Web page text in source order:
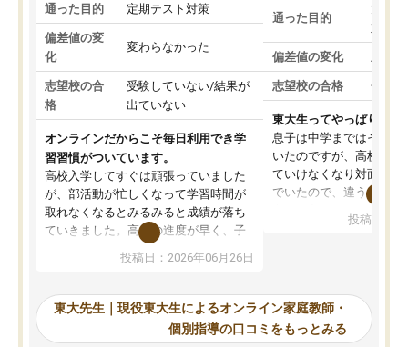
通った目的 定期テスト対策
偏差値の変
化
変わらなかった
志望校の合
格
受験していない/結果が
出ていない
オンラインだからこそ毎日利用でき学
習習慣がついています。
高校入学してすぐは頑張っていました
が、部活動が忙しくなって学習時間が
取れなくなるとみるみると成績が落ち
ていきました。高校の進度が早く、子
供も家に帰って勉強の話すると嫌な反
応を示します。東大先生にお願いして
れるので、親としても安心です。毎日
使える自習室とかもあり、わからない
ところがあれば先生が回答してくれる
投稿日：2026年06月26日
通った目的
大学
対策
偏差値の変化
志望校の合格 合格
東大生ってやっぱりすご
息子は中学まではそこそ
いたのですが、高校に入
ていけなくなり対面の塾
でいたので、違うアプロ
で、当初は模試でD判定
自習室が毎日使えていつ
るのが心強かったよう
謝です。
投稿日：
東大先生｜現役東大生によるオンライン家庭教師・
個別指導の口コミをもっとみる